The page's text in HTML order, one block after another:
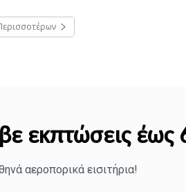
εκπτώσεις έως
αεροπορικά εισιτήρια!